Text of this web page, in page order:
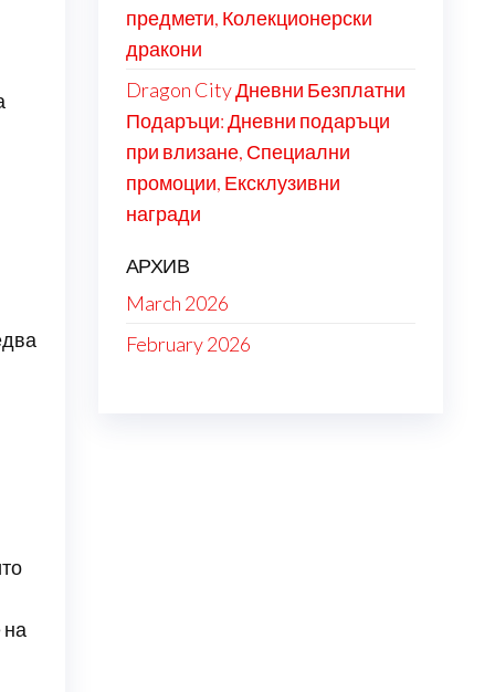
на
предмети, Колекционерски
дракони
Dragon City Дневни Безплатни
Подаръци: Дневни подаръци
при влизане, Специални
промоции, Ексклузивни
награди
АРХИВ
March 2026
February 2026